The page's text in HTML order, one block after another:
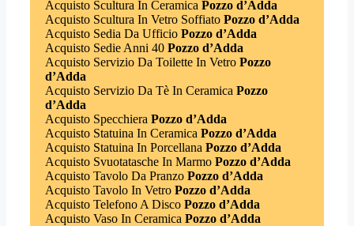
Acquisto Scultura In Ceramica Pozzo d’Adda
Acquisto Scultura In Vetro SoffiatoPozzo d’Adda
Acquisto Sedia Da UfficioPozzo d’Adda
Acquisto Sedie Anni 40Pozzo d’Adda
Acquisto Servizio Da Toilette In VetroPozzo
d’Adda
Acquisto Servizio Da Tè In Ceramica Pozzo
d’Adda
Acquisto Specchiera Pozzo d’Adda
Acquisto Statuina In Ceramica Pozzo d’Adda
Acquisto Statuina In Porcellana Pozzo d’Adda
Acquisto Svuotatasche In MarmoPozzo d’Adda
Acquisto Tavolo Da PranzoPozzo d’Adda
Acquisto Tavolo In VetroPozzo d’Adda
Acquisto Telefono A DiscoPozzo d’Adda
Acquisto Vaso In Ceramica Pozzo d’Adda